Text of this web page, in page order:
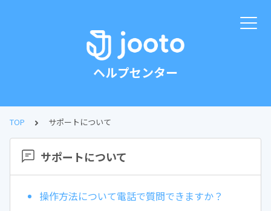
ヘルプセンター
TOP サポートについて
サポートについて
操作方法について電話で質問できますか？